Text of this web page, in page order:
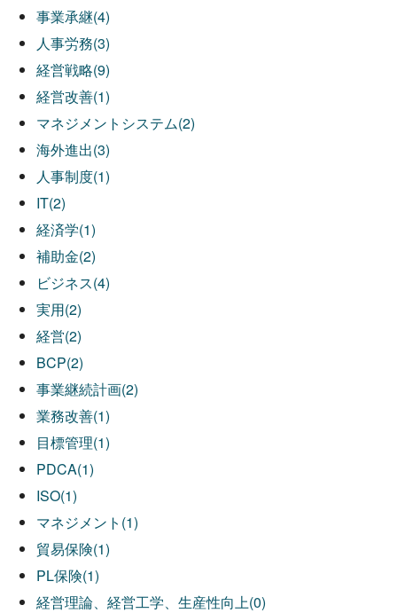
事業承継(4)
人事労務(3)
経営戦略(9)
経営改善(1)
マネジメントシステム(2)
海外進出(3)
人事制度(1)
IT(2)
経済学(1)
補助金(2)
ビジネス(4)
実用(2)
経営(2)
BCP(2)
事業継続計画(2)
業務改善(1)
目標管理(1)
PDCA(1)
ISO(1)
マネジメント(1)
貿易保険(1)
PL保険(1)
経営理論、経営工学、生産性向上(0)